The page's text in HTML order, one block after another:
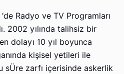
Radyo ve TV Programları
2002 yılında talihsiz bir
dolayı 10 yıl boyunca
kişisel yetileri ile
sÜre zarfı içerisinde askerlik